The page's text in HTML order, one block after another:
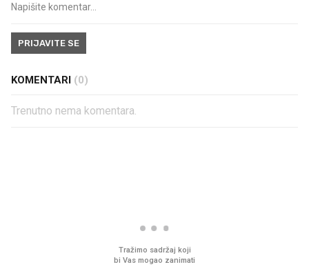
PRIJAVITE SE
KOMENTARI (0)
Trenutno nema komentara.